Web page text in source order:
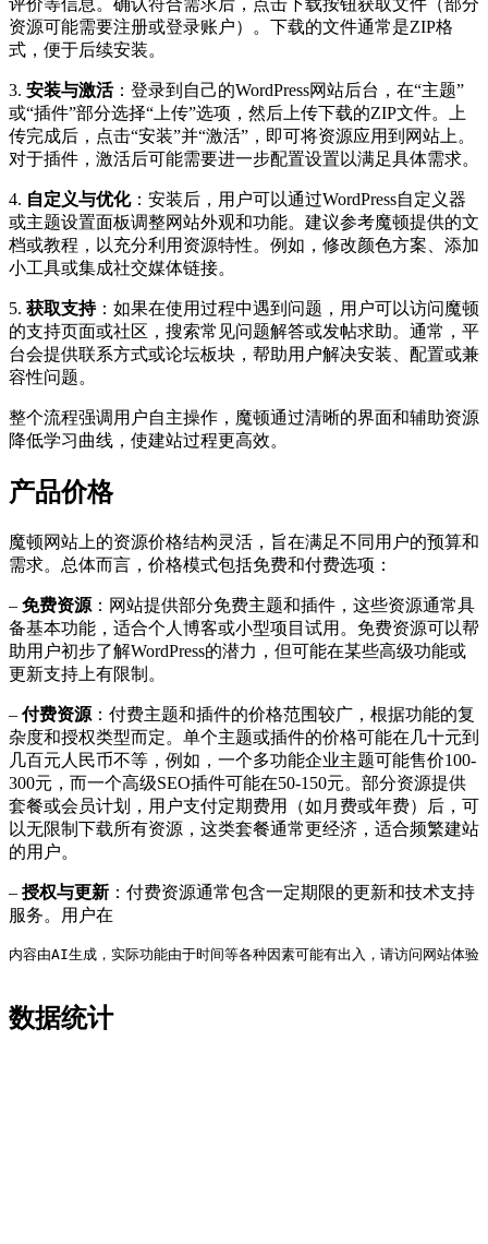
评价等信息。确认符合需求后，点击下载按钮获取文件（部分
资源可能需要注册或登录账户）。下载的文件通常是ZIP格
式，便于后续安装。
3. 安装与激活：登录到自己的WordPress网站后台，在“主题”
或“插件”部分选择“上传”选项，然后上传下载的ZIP文件。上
传完成后，点击“安装”并“激活”，即可将资源应用到网站上。
对于插件，激活后可能需要进一步配置设置以满足具体需求。
4. 自定义与优化：安装后，用户可以通过WordPress自定义器
或主题设置面板调整网站外观和功能。建议参考魔顿提供的文
档或教程，以充分利用资源特性。例如，修改颜色方案、添加
小工具或集成社交媒体链接。
5. 获取支持：如果在使用过程中遇到问题，用户可以访问魔顿
的支持页面或社区，搜索常见问题解答或发帖求助。通常，平
台会提供联系方式或论坛板块，帮助用户解决安装、配置或兼
容性问题。
整个流程强调用户自主操作，魔顿通过清晰的界面和辅助资源
降低学习曲线，使建站过程更高效。
产品价格
魔顿网站上的资源价格结构灵活，旨在满足不同用户的预算和
需求。总体而言，价格模式包括免费和付费选项：
– 免费资源 ：网站提供部分免费主题和插件，这些资源通常具
备基本功能，适合个人博客或小型项目试用。免费资源可以帮
助用户初步了解WordPress的潜力，但可能在某些高级功能或
更新支持上有限制。
– 付费资源 ：付费主题和插件的价格范围较广，根据功能的复
杂度和授权类型而定。单个主题或插件的价格可能在几十元到
几百元人民币不等，例如，一个多功能企业主题可能售价100-
300元，而一个高级SEO插件可能在50-150元。部分资源提供
套餐或会员计划，用户支付定期费用（如月费或年费）后，可
以无限制下载所有资源，这类套餐通常更经济，适合频繁建站
的用户。
– 授权与更新 ：付费资源通常包含一定期限的更新和技术支持
服务。用户在
内容由AI生成，实际功能由于时间等各种因素可能有出入，请访问网站体验
数据统计